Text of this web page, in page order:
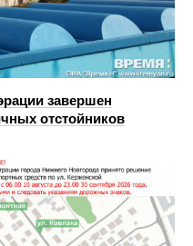
завершен
отстойников